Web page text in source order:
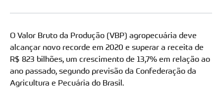
O Valor Bruto da Produção (VBP) agropecuária deve
alcançar novo recorde em 2020 e superar a receita de
R$ 823 bilhões, um crescimento de 13,7% em relação ao
ano passado, segundo previsão da Confederação da
Agricultura e Pecuária do Brasil.